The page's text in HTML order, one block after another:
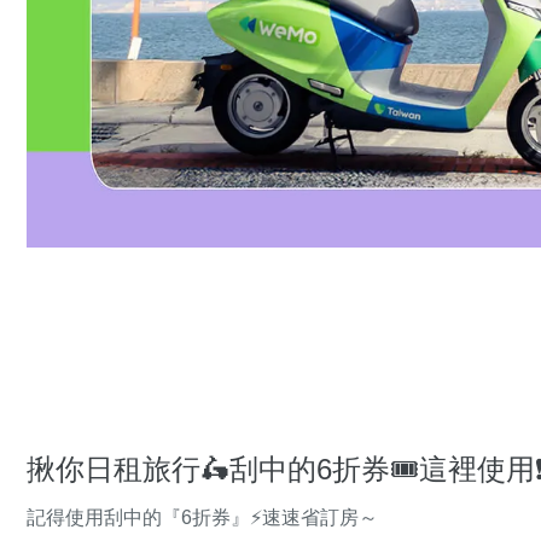
揪你日租旅行🛵刮中的6折券🎟️這裡使用
記得使用刮中的『6折券』⚡速速省訂房～